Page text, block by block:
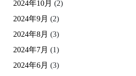
2024年10月 (2)
2024年9月 (2)
2024年8月 (3)
2024年7月 (1)
2024年6月 (3)